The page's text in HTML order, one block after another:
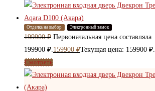
Отделка на выбор Электронный замок
199900₽ Первоначальная цена составляла
199900 ₽.159900 ₽Текущая цена: 159900 ₽.
Смотреть